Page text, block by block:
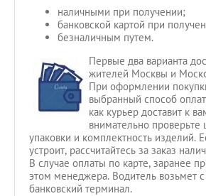
наличными при получении;
банковской картой при
безналичным путем.
Первые два варианта
жителей Москвы и
При оформлении
выбранный способ
как курьер доставит к
внимательно проверьте
упаковки и комплектность изделий.
устроит, рассчитайтесь за заказ
В случае оплаты по карте, заранее
этом менеджера. Водитель возьмет
банковский терминал.